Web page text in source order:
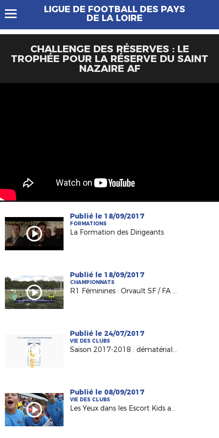
LIGUE DE FOOTBALL DES PAYS
DE LA LOIRE
CHALLENGE DES RÉSERVES : LE
TROPHÉE POUR LA RÉSERVE DU SAINT
NAZAIRE AF
Publié le 18/09/2017
FORMATIONS
La Formation des Dirigeants
Publié le 18/09/2017
CHAMPIONNATS
R1 Féminines : Orvault SF / FA Laval (2-0)
Publié le 24/07/2017
VIE DES CLUBS
Saison 2017-2018 : dématérialisation du support de licence
Publié le 08/09/2017
VIE DES CLUBS
Les Yeux dans les Escort Kids au MMArena du Mans